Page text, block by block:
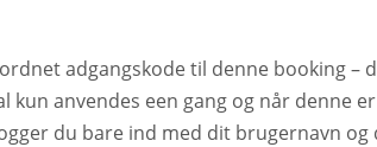
adgangskode til denne booking –
kun anvendes een gang og når
du bare ind med dit brugernavn og